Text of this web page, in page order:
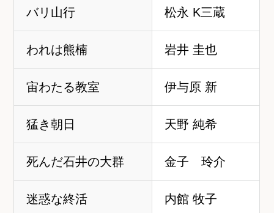
バリ山行 松永 K三蔵
われは熊楠 岩井 圭也
宙わたる教室 伊与原 新
猛き朝日 天野 純希
死んだ石井の大群 金子 玲介
迷惑な終活 内館 牧子